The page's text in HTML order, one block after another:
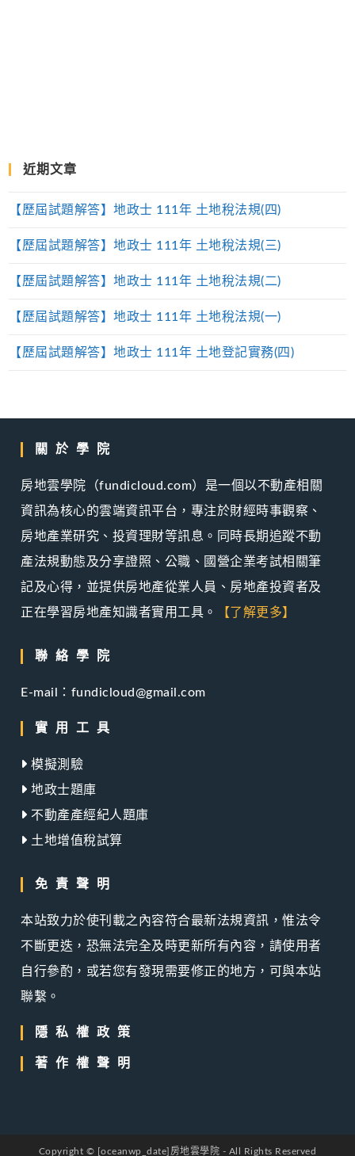
近期文章
【歷屆試題解答】地政士 111年 土地稅法規(四)
【歷屆試題解答】地政士 111年 土地稅法規(三)
【歷屆試題解答】地政士 111年 土地稅法規(二)
【歷屆試題解答】地政士 111年 土地稅法規(一)
【歷屆試題解答】地政士 111年 土地登記實務(四)
關於學院
房地雲學院（fundicloud.com）是一個以不動產相關
資訊為核心的雲端資訊平台，專注於財經時事觀察、
房地產業研究、投資理財等訊息。同時長期追蹤不動
產法規動態及分享證照、公職、國營企業考試相關筆
記及心得，並提供房地產從業人員、房地產投資者及
正在學習房地產知識者實用工具。
【了解更多】
聯絡學院
E-mail：fundicloud@gmail.com
實用工具
模擬測驗
地政士題庫
不動產產經紀人題庫
土地增值稅試算
免責聲明
本站致力於使刊載之內容符合最新法規資訊，惟法令
不斷更迭，恐無法完全及時更新所有內容，請使用者
自行參酌，或若您有發現需要修正的地方，可與本站
聯繫。
隱私權政策
著作權聲明
Copyright © [oceanwp_date]房地雲學院 - All Rights Reserved